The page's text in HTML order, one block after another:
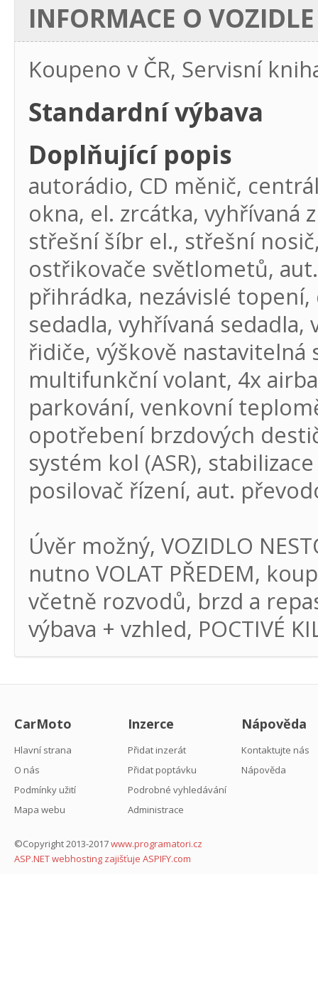
INFORMACE O VOZIDLE
Koupeno v ČR, Servisní
Standardní výbava
Doplňující popis
autorádio, CD měnič,
okna, el. zrcátka, vyhřívaná
střešní šíbr el., střešní
ostřikovače světlometů,
přihrádka, nezávislé
sedadla, vyhřívaná
řidiče, výškově
multifunkční volant, 4x
parkování, venkovní
opotřebení brzdových
systém kol (ASR),
posilovač řízení, aut.
Úvěr možný, VOZIDLO
nutno VOLAT PŘEDEM,
včetně rozvodů, brzd a
výbava + vzhled, POCTIVÉ
CarMoto
Hlavní strana
O nás
Podmínky užití
Mapa webu
©Copyright 2013-2017www.programatori.cz
ASP.NET webhosting zajišťuje ASPIFY.com
Inzerce
Přidat inzerát
Přidat poptávku
Podrobné vyhledávání
Administrace
Nápověda
Kontaktujte nás
Nápověda